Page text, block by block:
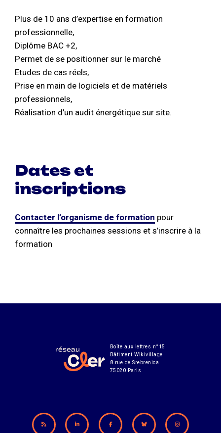
Plus de 10 ans d’expertise en formation
professionnelle,
Diplôme BAC +2,
Permet de se positionner sur le marché
Etudes de cas réels,
Prise en main de logiciels et de matériels
professionnels,
Réalisation d’un audit énergétique sur site.
Dates et
inscriptions
Contacter l’organisme de formation pour
connaître les prochaines sessions et s’inscrire à la
formation
Boîte aux lettres n°15
Bâtiment Wikivillage
8 rue de Srebrenica
75020 Paris